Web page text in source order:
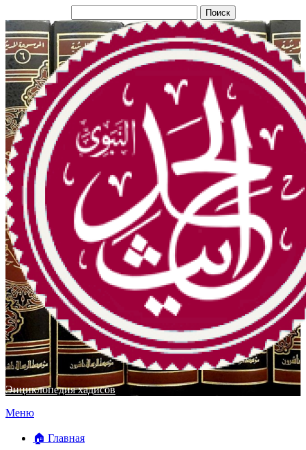
Энциклопедия хадисов
Перейти
содержимому
Меню
🏠 Главная